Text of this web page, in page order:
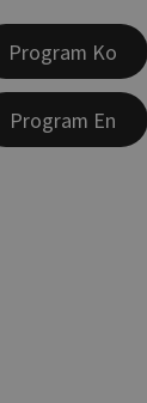
Program Ko
Program En